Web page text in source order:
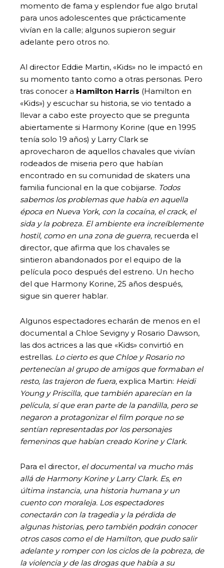
momento de fama y esplendor fue algo brutal
para unos adolescentes que prácticamente
vivían en la calle; algunos supieron seguir
adelante pero otros no.
Al director Eddie Martin, «Kids» no le impactó en
su momento tanto como a otras personas. Pero
tras conocer a Hamilton Harris (Hamilton en
«Kids») y escuchar su historia, se vio tentado a
llevar a cabo este proyecto que se pregunta
abiertamente si Harmony Korine (que en 1995
tenía solo 19 años) y Larry Clark se
aprovecharon de aquellos chavales que vivían
rodeados de miseria pero que habían
encontrado en su comunidad de skaters una
familia funcional en la que cobijarse. Todos
sabemos los problemas que había en aquella
época en Nueva York, con la cocaína, el crack, el
sida y la pobreza. El ambiente era increíblemente
hostil, como en una zona de guerra, recuerda el
director, que afirma que los chavales se
sintieron abandonados por el equipo de la
película poco después del estreno. Un hecho
del que Harmony Korine, 25 años después,
sigue sin querer hablar.
Algunos espectadores echarán de menos en el
documental a Chloe Sevigny y Rosario Dawson,
las dos actrices a las que «Kids» convirtió en
estrellas. Lo cierto es que Chloe y Rosario no
pertenecían al grupo de amigos que formaban el
resto, las trajeron de fuera, explica Martin: Heidi
Young y Priscilla, que también aparecían en la
película, sí que eran parte de la pandilla, pero se
negaron a protagonizar el film porque no se
sentían representadas por los personajes
femeninos que habían creado Korine y Clark.
Para el director, el documental va mucho más
allá de Harmony Korine y Larry Clark. Es, en
última instancia, una historia humana y un
cuento con moraleja. Los espectadores
conectarán con la tragedia y la pérdida de
algunas historias, pero también podrán conocer
otros casos como el de Hamilton, que pudo salir
adelante y romper con los ciclos de la pobreza, de
la violencia y de las drogas que había a su